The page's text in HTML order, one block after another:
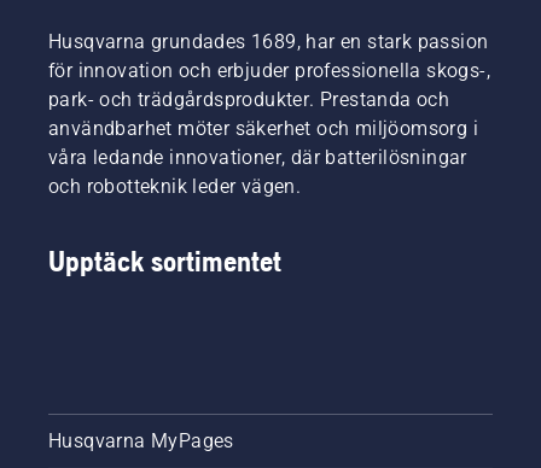
Husqvarna grundades 1689, har en stark passion
för innovation och erbjuder professionella skogs-,
park- och trädgårdsprodukter. Prestanda och
användbarhet möter säkerhet och miljöomsorg i
våra ledande innovationer, där batterilösningar
och robotteknik leder vägen.
Upptäck sortimentet
Husqvarna MyPages